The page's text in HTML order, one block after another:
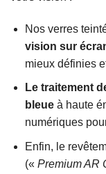
Nos verres
vision sur
mieux définies
Le traitement
bleueà haute
numériques
Enfin, le
(« Premium AR